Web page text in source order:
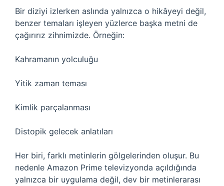
Bir diziyi izlerken aslında yalnızca o hikâyeyi değil,
benzer temaları işleyen yüzlerce başka metni de
çağırırız zihnimizde. Örneğin:
Kahramanın yolculuğu
Yitik zaman teması
Kimlik parçalanması
Distopik gelecek anlatıları
Her biri, farklı metinlerin gölgelerinden oluşur. Bu
nedenle Amazon Prime televizyonda açıldığında
yalnızca bir uygulama değil, dev bir metinlerarası